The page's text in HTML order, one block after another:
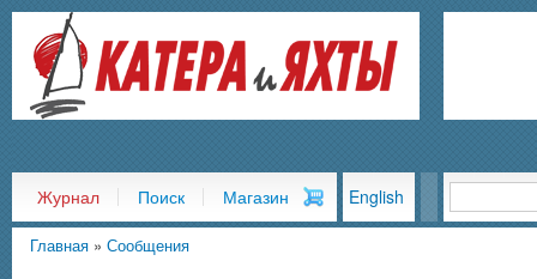
Журнал Поиск Магазин English
Главная» Сообщения